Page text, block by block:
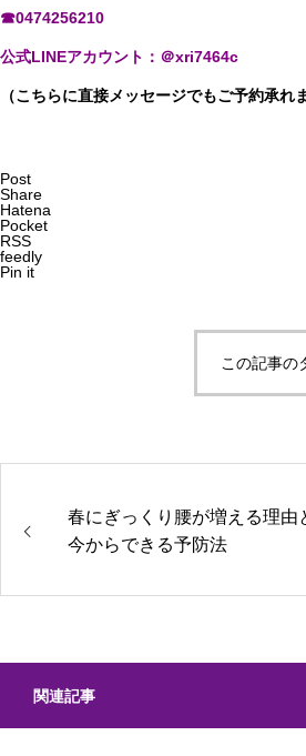
☎0474256210
公式LINEアカウント：＠xri7464c
（こちらに直接メッセージでもご予約承れ
Post
Share
Hatena
Pocket
RSS
feedly
Pin it
この記事の
春にぎっくり腰が増える理由
今からできる予防法
関連記事